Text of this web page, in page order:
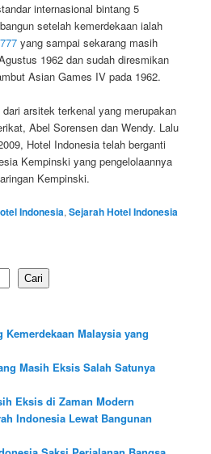
internasional bintang 5
setelah kemerdekaan ialah
yang sampai sekarang masih
1962 dan sudah diresmikan
Asian Games IV pada 1962.
arsitek terkenal yang merupakan
Abel Sorensen dan Wendy. Lalu
Hotel Indonesia telah berganti
Kempinski yang pengelolaannya
Kempinski.
Indonesia,Sejarah Hotel Indonesia
Cari
Malaysia yang
Masih Eksis Salah Satunya
Eksis di Zaman Modern
Indonesia Lewat Bangunan